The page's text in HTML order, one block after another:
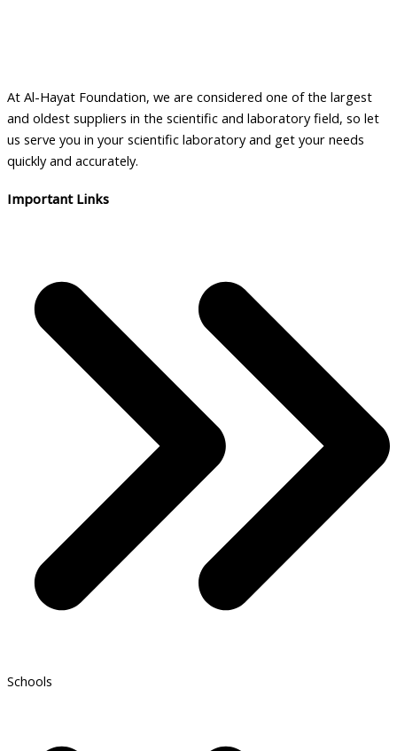
At Al-Hayat Foundation, we are considered one of the largest
and oldest suppliers in the scientific and laboratory field, so let
us serve you in your scientific laboratory and get your needs
quickly and accurately.
Important Links
Schools